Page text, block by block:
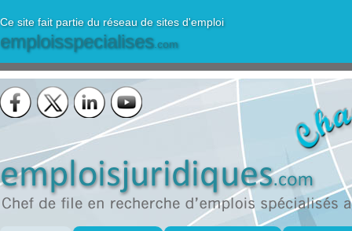
Ce site fait partie du réseau de sites d'emploi
emploisspecialises.com